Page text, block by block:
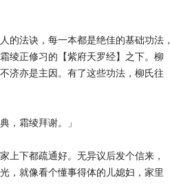
法诀，每一本都是绝佳的基础功法，
绫正修习的【紫府天罗经】之下。柳
济亦是主因。有了这些功法，柳氏往
霜绫拜谢。」
下都疏通好。无异议后发个信来，
，就像看个懂事得体的儿媳妇，家里